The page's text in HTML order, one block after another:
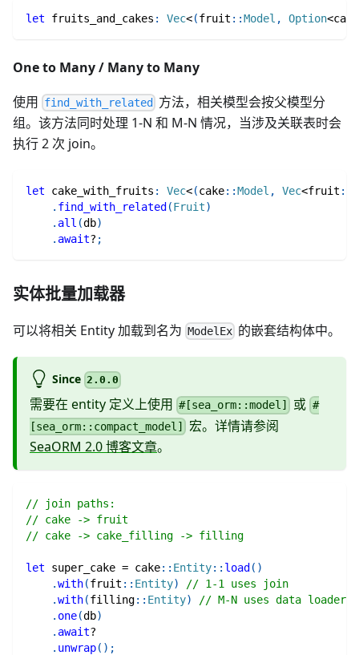
let fruits_and_cakes : Vec<(fruit ::Model , Option<cake
One to Many / Many to Many
使用 find_with_related
方法，相关模型会按父模型分
组。该方法同时处理 1-N 和 M-N 情况，当涉及关联表时会
执行 2 次 join。
let cake_with_fruits : Vec<(cake::Model , Vec<fruit ::
. find_with_related (Fruit)
. all (db)
. await? ;
实体批量加载器
可以将相关 Entity 加载到名为 ModelEx 的嵌套结构体中。
Since 2.0.0
需要在 entity 定义上使用 #[sea_orm::model] 或 #
[sea_orm::compact_model]
宏。详情请参阅
SeaORM 2.0 博客文章。
// join paths:
// cake -> fruit
// cake -> cake_filling -> filling
let super_cake = cake:: Entity:: load ( )
.with(fruit :: Entity)
// 1-1 uses join
.with(filling:: Entity)
// M-N uses data loader
. one(db)
. await?
. unwrap( ) ;